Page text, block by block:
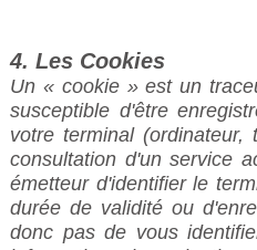
4. Les Cookies
Un « cookie » est un
susceptible d'être
votre terminal
consultation d'un service
émetteur d'identifier le
durée de validité ou
donc pas de vous